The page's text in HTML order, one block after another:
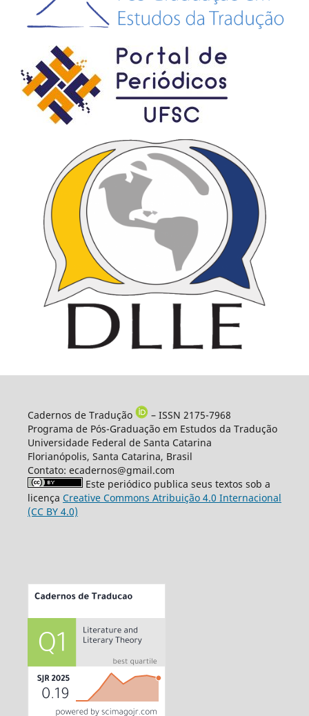
Cadernos de Tradução
– ISSN 2175-7968
Programa de Pós-Graduação em Estudos da Tradução
Universidade Federal de Santa Catarina
Florianópolis, Santa Catarina, Brasil
Contato: ecadernos@gmail.com
Este periódico publica seus textos sob a
licença Creative Commons Atribuição 4.0 Internacional
(CC BY 4.0)